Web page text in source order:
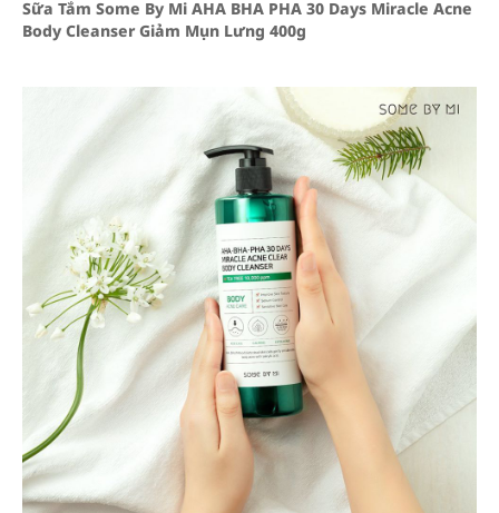
Sữa Tắm Some By Mi AHA BHA PHA 30 Days Miracle Acne
Body Cleanser Giảm Mụn Lưng 400g